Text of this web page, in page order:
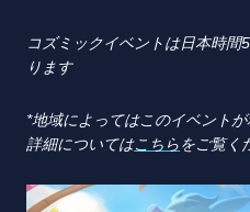
コズミックイベントは日本時間5
ります
*地域によってはこのイベントが
詳細についてはこちらをご覧く